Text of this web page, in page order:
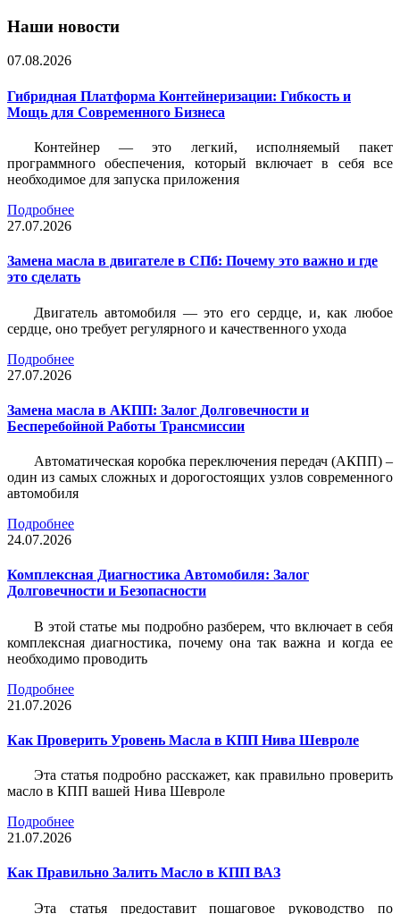
Наши новости
07.08.2026
Гибридная Платформа Контейнеризации: Гибкость и
Мощь для Современного Бизнеса
Контейнер — это легкий, исполняемый пакет
программного обеспечения, который включает в себя все
необходимое для запуска приложения
Подробнее
27.07.2026
Замена масла в двигателе в СПб: Почему это важно и где
это сделать
Двигатель автомобиля — это его сердце, и, как любое
сердце, оно требует регулярного и качественного ухода
Подробнее
27.07.2026
Замена масла в АКПП: Залог Долговечности и
Бесперебойной Работы Трансмиссии
Автоматическая коробка переключения передач (АКПП) –
один из самых сложных и дорогостоящих узлов современного
автомобиля
Подробнее
24.07.2026
Комплексная Диагностика Автомобиля: Залог
Долговечности и Безопасности
В этой статье мы подробно разберем, что включает в себя
комплексная диагностика, почему она так важна и когда ее
необходимо проводить
Подробнее
21.07.2026
Как Проверить Уровень Масла в КПП Нива Шевроле
Эта статья подробно расскажет, как правильно проверить
масло в КПП вашей Нива Шевроле
Подробнее
21.07.2026
Как Правильно Залить Масло в КПП ВАЗ
Эта статья предоставит пошаговое руководство по